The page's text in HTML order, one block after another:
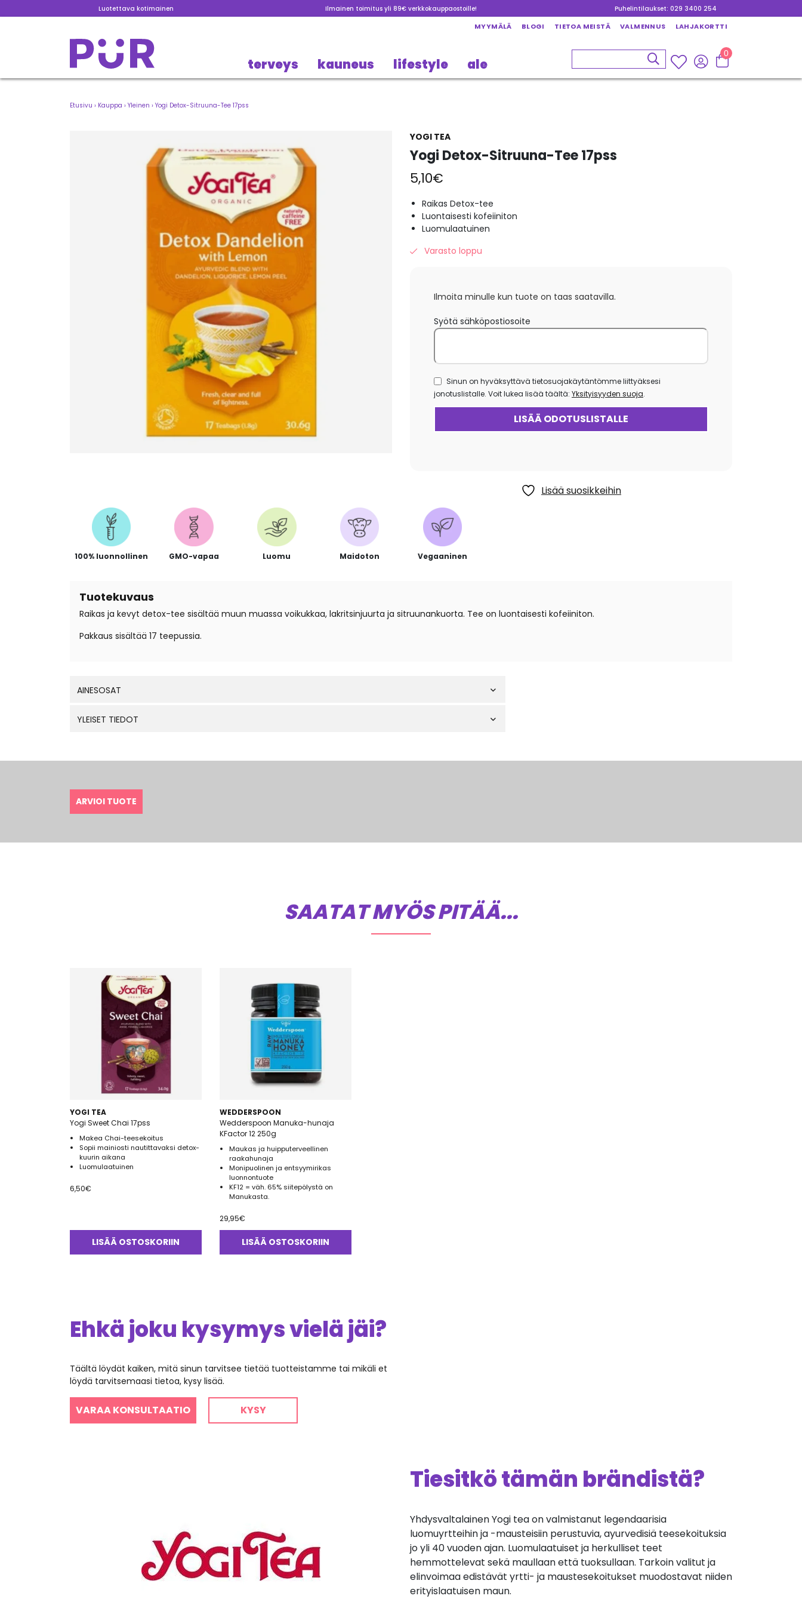
Luotettava kotimainen Ilmainen toimitus yli 89€ verkkokauppaostoille! Puhelintilaukset: 029 3400 254
MYYMÄLÄ BLOGI TIETOA MEISTÄ VALMENNUS LAHJAKORTTI
terveys kauneus lifestyle ale
0
Etusivu › Kauppa › Yleinen › Yogi Detox-Sitruuna-Tee 17pss
YOGI TEA
Yogi Detox-Sitruuna-Tee 17pss
5,10€
Raikas Detox-tee
Luontaisesti kofeiiniton
Luomulaatuinen
Varasto loppu
Ilmoita minulle kun tuote on taas saatavilla.
Syötä sähköpostiosoite
Sinun on hyväksyttävä tietosuojakäytäntömme liittyäksesi
jonotuslistalle. Voit lukea lisää täältä: Yksityisyyden suoja.
Lisää suosikkeihin
100% luonnollinen GMO-vapaa Luomu Maidoton Vegaaninen
Tuotekuvaus
Raikas ja kevyt detox-tee sisältää muun muassa voikukkaa, lakritsinjuurta ja sitruunankuorta. Tee on luontaisesti kofeiiniton.
Pakkaus sisältää 17 teepussia.
AINESOSAT
YLEISET TIEDOT
ARVIOI TUOTE
SAATAT MYÖS PITÄÄ...
YOGI TEA
Yogi Sweet Chai 17pss
Makea Chai-teesekoitus
Sopii mainiosti nautittavaksi detox-
kuurin aikana
Luomulaatuinen
6,50€
LISÄÄ OSTOSKORIIN
WEDDERSPOON
Wedderspoon Manuka-hunaja
KFactor 12 250g
Maukas ja huipputerveellinen
raakahunaja
Monipuolinen ja entsyymirikas
luonnontuote
KF12 = väh. 65% siitepölystä on
Manukasta.
29,95€
LISÄÄ OSTOSKORIIN
Ehkä joku kysymys vielä jäi?
Täältä löydät kaiken, mitä sinun tarvitsee tietää tuotteistamme tai mikäli et
löydä tarvitsemaasi tietoa, kysy lisää.
VARAA KONSULTAATIO KYSY
Tiesitkö tämän brändistä?
Yhdysvaltalainen Yogi tea on valmistanut legendaarisia
luomuyrtteihin ja -mausteisiin perustuvia, ayurvedisiä teesekoituksia
jo yli 40 vuoden ajan. Luomulaatuiset ja herkulliset teet
hemmottelevat sekä maullaan että tuoksullaan. Tarkoin valitut ja
elinvoimaa edistävät yrtti- ja maustesekoitukset muodostavat niiden
erityislaatuisen maun.